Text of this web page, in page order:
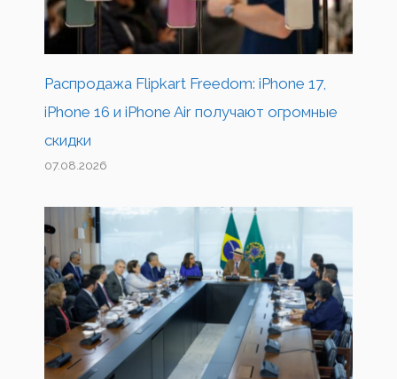
Распродажа Flipkart Freedom: iPhone 17,
iPhone 16 и iPhone Air получают огромные
скидки
07.08.2026